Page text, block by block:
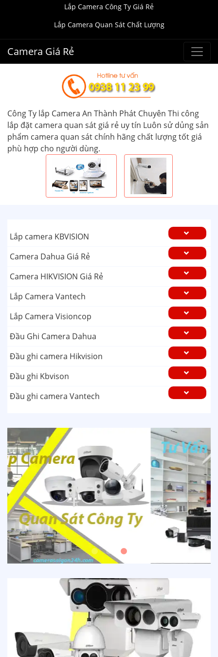
Lắp Camera Công Ty Giá Rẻ
Lắp Camera Quan Sát Chất Lượng
Camera Giá Rẻ
Công Ty lắp Camera An Thành Phát Chuyên Thi công
lắp đặt camera quan sát giá rẻ uy tín Luôn sử dủng sản
phẩm camera quan sát chính hãng chất lượng tốt giá
phù hợp cho người dùng.
Lắp camera KBVISION
Camera Dahua Giá Rẻ
Camera HIKVISION Giá Rẻ
Lắp Camera Vantech
Lắp Camera Visioncop
Đầu Ghi Camera Dahua
Đầu ghi camera Hikvision
Đầu ghi Kbvison
Đầu ghi camera Vantech